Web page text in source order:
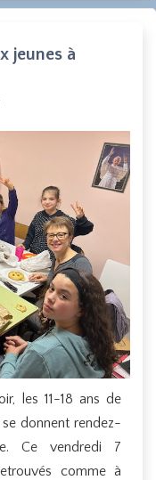
jeunes à
les 11-18 ans de
se donnent rendez-
Ce vendredi 7
comme à